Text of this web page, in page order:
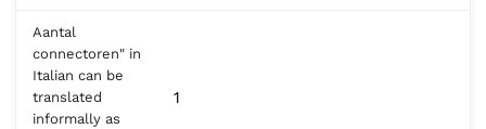
Aantal
connectoren" in
Italian can be
translated
informally as
1